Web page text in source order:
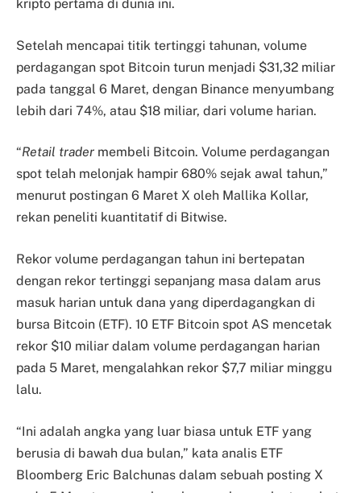
kripto pertama di dunia ini.
Setelah mencapai titik tertinggi tahunan, volume
perdagangan spot Bitcoin turun menjadi $31,32 miliar
pada tanggal 6 Maret, dengan Binance menyumbang
lebih dari 74%, atau $18 miliar, dari volume harian.
“Retail trader membeli Bitcoin. Volume perdagangan
spot telah melonjak hampir 680% sejak awal tahun,”
menurut postingan 6 Maret X oleh Mallika Kollar,
rekan peneliti kuantitatif di Bitwise.
Rekor volume perdagangan tahun ini bertepatan
dengan rekor tertinggi sepanjang masa dalam arus
masuk harian untuk dana yang diperdagangkan di
bursa Bitcoin (ETF). 10 ETF Bitcoin spot AS mencetak
rekor $10 miliar dalam volume perdagangan harian
pada 5 Maret, mengalahkan rekor $7,7 miliar minggu
lalu.
“Ini adalah angka yang luar biasa untuk ETF yang
berusia di bawah dua bulan,” kata analis ETF
Bloomberg Eric Balchunas dalam sebuah posting X